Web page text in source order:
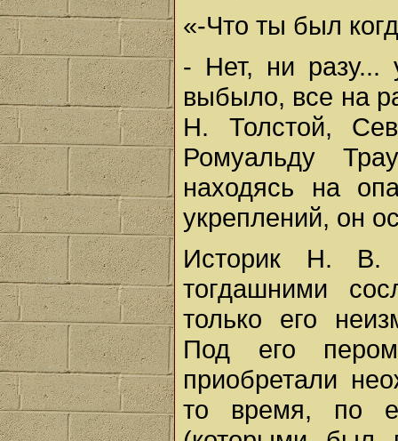
«-Что ты был
- Нет, ни разу...
выбыло, все на
Н. Толстой,
Ромуальду
находясь на
укреплений, он
Историк Н. В.
тогдашними
только его
Под его
приобретали
то время, по